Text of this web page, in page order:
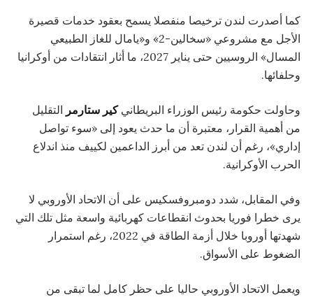
كما أصدرت لندن ترخيصا منفصلا يسمح بعقود خدمات قصيرة
الأجل مع مشروعي «سخالين-2» و«يامال للغاز الطبيعي
المسال» الروسيين حتى يناير 2027، ما أثار انتقادات من أوكرانيا
وحلفائها.
وحاولت حكومة رئيس الوزراء البريطانيكير ستارمر التقليل
من أهمية القرار، معتبرة أن ما حدث يعود إلى «سوء تواصل
إداري»، رغم أن لندن تعد من أبرز الداعمين لكييف منذ اندلاع
الحرب الأوكرانية.
وفي المقابل، شدد دومبروفسكيس على أن الاتحاد الأوروبي لا
يرى خطرا فوريا بحدوث انقطاعات كهربائية واسعة مثل تلك التي
شهدتها أوروبا خلال أزمة الطاقة في 2022، رغم استمرار
الضغوط على الأسواق.
ويعمل الاتحاد الأوروبي حاليا على حظر كامل لما تبقى من